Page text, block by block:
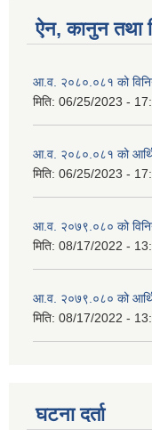
ऐन, कानुन तथा
आ.व. २०८०.०८१ को
मिति: 06/25/2023 -
आ.व. २०८०.०८१ को
मिति: 06/25/2023 -
आ.व. २०७९.०८० को
मिति: 08/17/2022 -
आ.व. २०७९.०८० को
मिति: 08/17/2022 -
घटना दर्ता